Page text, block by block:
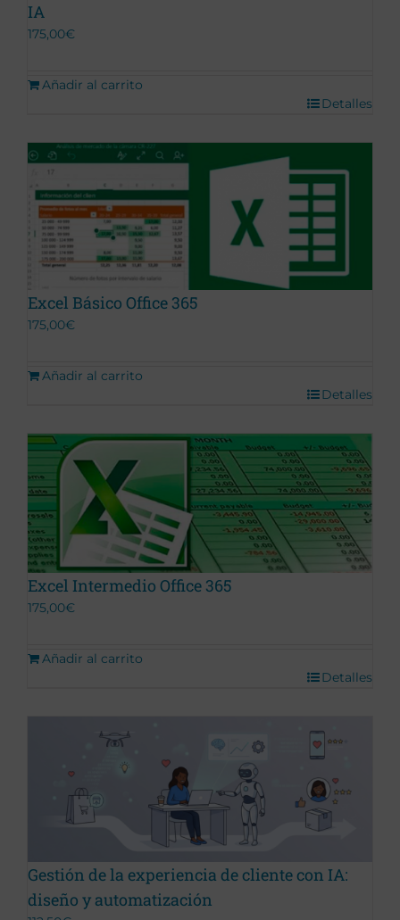
IA
175,00€
Añadir al carrito
Detalles
Excel Básico Office 365
175,00€
Añadir al carrito
Detalles
Excel Intermedio Office 365
175,00€
Añadir al carrito
Detalles
Gestión de la experiencia de cliente con IA:
diseño y automatización